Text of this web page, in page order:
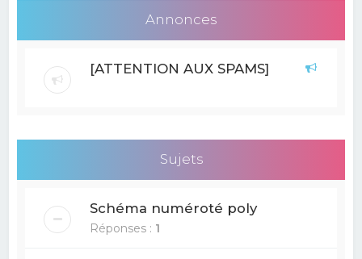
Annonces
[ATTENTION AUX SPAMS]
Sujets
Schéma numéroté poly
Réponses : 1